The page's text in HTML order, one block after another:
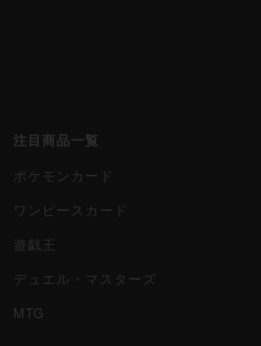
注目商品一覧
ポケモンカード
ワンピースカード
遊戯王
デュエル・マスターズ
MTG